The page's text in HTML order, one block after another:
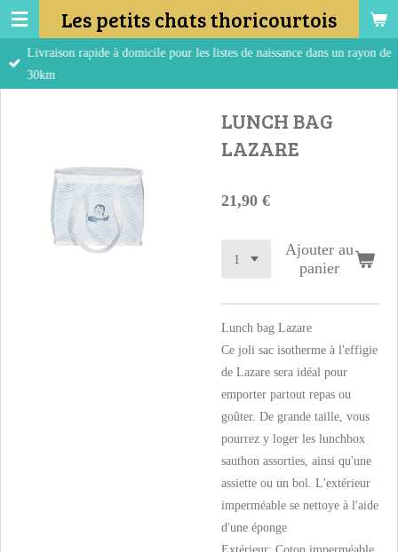
Passer
au
contenu
Les petits chats thoricourtois
Livraison rapide à domicile pour les listes de naissance dans un rayon de
30km
LUNCH BAG
LAZARE
21,90 €
Ajouter au
panier
Lunch bag Lazare
Ce joli sac isotherme à l'effigie
de Lazare sera idéal pour
emporter partout repas ou
goûter. De grande taille, vous
pourrez y loger les lunchbox
sauthon assorties, ainsi qu'une
assiette ou un bol. L'extérieur
imperméable se nettoye à l'aide
d'une éponge